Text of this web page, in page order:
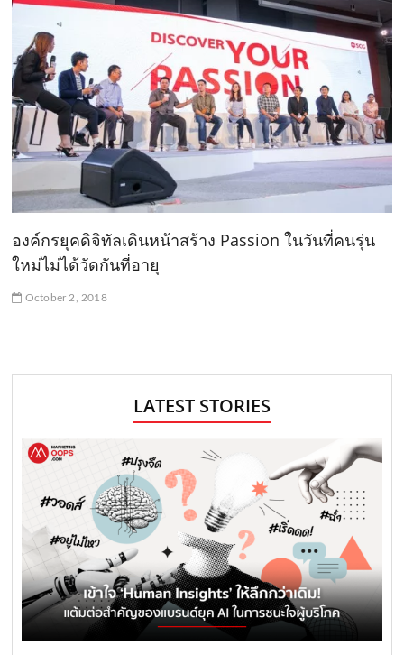
m
m
m
องค์กรยุคดิจิทัลเดินหน้าสร้าง Passion ในวันที่คนรุ่น
ใหม่ไม่ได้วัดกันที่อายุ
October 2, 2018
LATEST STORIES